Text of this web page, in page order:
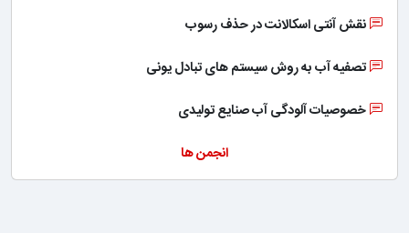
نقش آنتی اسکالانت در حذف رسوب
تصفیه آب به روش سیستم های تبادل یونی
خصوصیات آلودگی آب صنایع تولیدی
انجمن ها